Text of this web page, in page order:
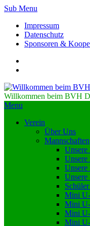
Sub Menu
Impressum
Datenschutz
Sponsoren &
Willkommen beim BVH
Menu
Verein
Über Uns
Mannschaften
Unsere
Unsere
Unsere
Mini
Mini
Mini
Mini U-